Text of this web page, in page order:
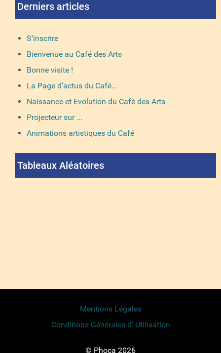
Derniers articles
S'inscrire
Bienvenue au Café des Arts
Bonne visite !
La Page d’actus du Café…
Naissance et Evolution du Café des Arts
Projecteur sur ...
Animations artistiques du Café
Tableaux Aléatoires
Mentions Légales
Conditions Générales d' Utilisation
© Phoca 2026